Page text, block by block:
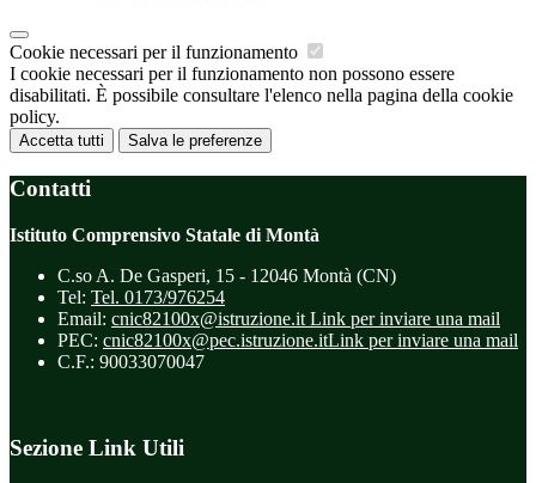
Cookie necessari per il funzionamento
I cookie necessari per il funzionamento non possono essere
disabilitati. È possibile consultare l'elenco nella pagina della cookie
policy.
Accetta tutti Salva le preferenze
Contatti
Istituto Comprensivo Statale di Montà
C.so A. De Gasperi, 15 - 12046 Montà (CN)
Tel: Tel. 0173/976254
Email: cnic82100x@istruzione.it Link per inviare una mail
PEC: cnic82100x@pec.istruzione.itLink per inviare una mail
C.F.: 90033070047
Sezione Link Utili